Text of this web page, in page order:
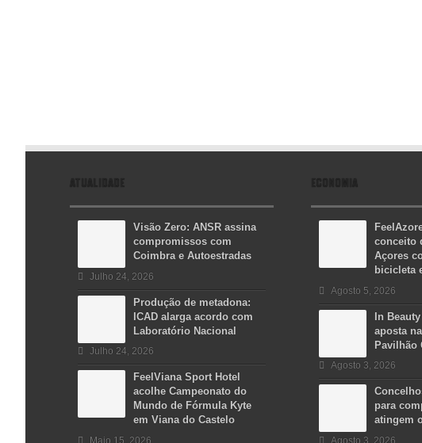
ATUALIDADE
Visão Zero: ANSR assina
compromissos com
Coimbra e Autoestradas
Julho 24, 2026
Produção de metadona:
ICAD alarga acordo com
Laboratório Nacional
Julho 24, 2026
FeelViana Sport Hotel
acolhe Campeonato do
Mundo de Fórmula Kyte
em Viana do Castelo
Maio 15, 2026
ECONOMIA
conceito
Açores
bicicleta
Agosto 5, 2026
In
aposta
Pavilhão
Agosto 3, 2026
para
atingem
Agosto 3, 2026